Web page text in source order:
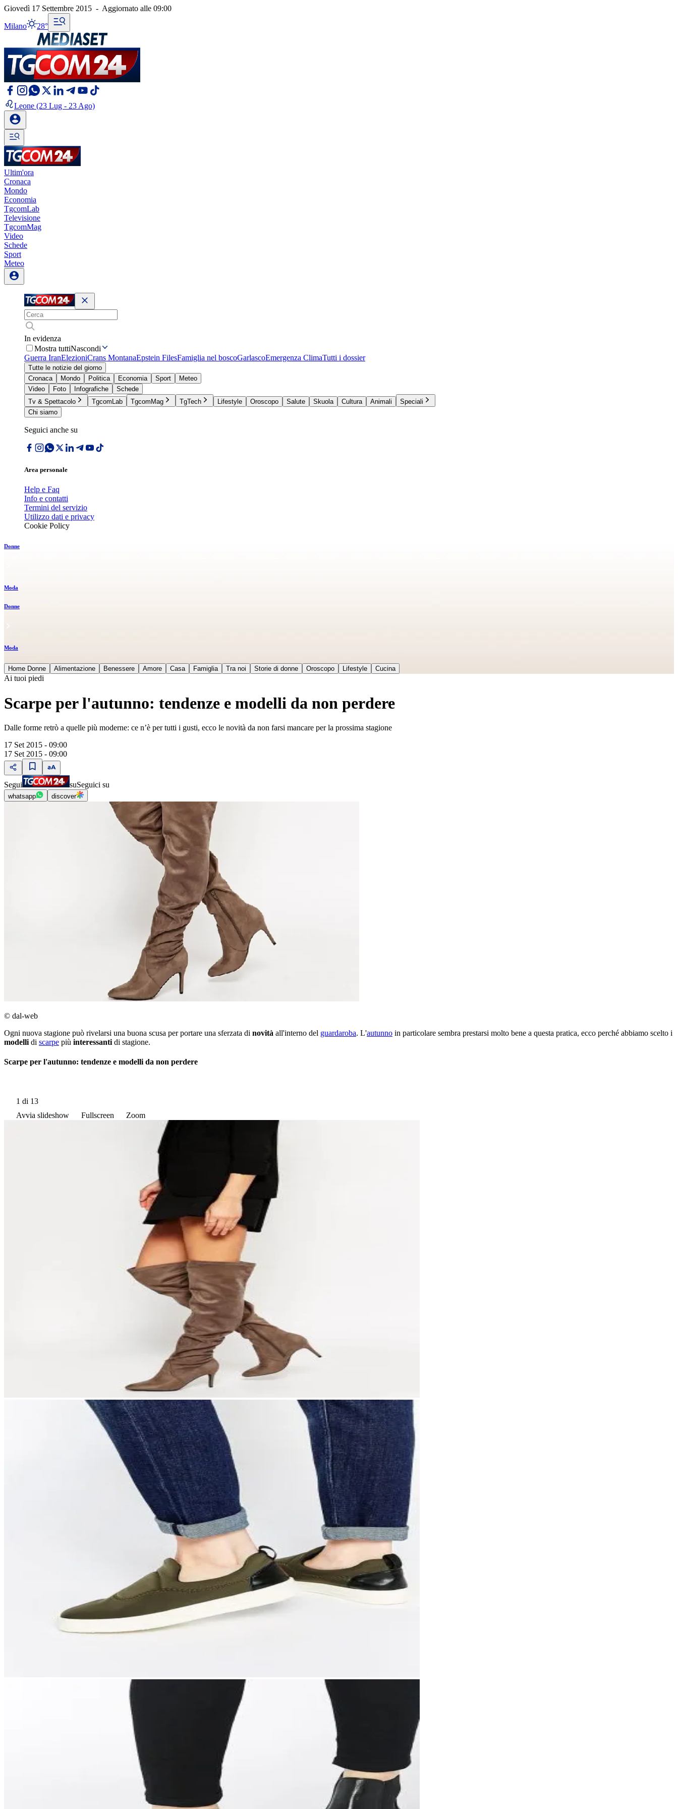
Giovedì 17 Settembre 2015 - Aggiornato alle 09:00
Milano 28°
Leone (23 Lug - 23 Ago)
Ultim'ora
Cronaca
Mondo
Economia
TgcomLab
Televisione
TgcomMag
Video
Schede
Sport
Meteo
In evidenza
Mostra tuttiNascondi
Guerra IranElezioniCrans MontanaEpstein FilesFamiglia nel boscoGarlascoEmergenza ClimaTutti i dossier
Tutte le notizie del giorno
Cronaca
Mondo Politica Economia Sport
Meteo
Video
Foto Infografiche
Schede
Tv & Spettacolo
TgcomLab TgcomMag TgTech Lifestyle Oroscopo Salute Skuola Cultura Animali
Speciali
Chi siamo
Seguici anche su
Area personale
Help e Faq
Info e contatti
Termini del servizio
Utilizzo dati e privacy
Cookie Policy
Donne
Moda
Donne
Moda
Home Donne Alimentazione Benessere Amore Casa Famiglia Tra noi Storie di donne Oroscopo Lifestyle Cucina
Ai tuoi piedi
Scarpe per l'autunno: tendenze e modelli da non perdere
Dalle forme retrò a quelle più moderne: ce n’è per tutti i gusti, ecco le novità da non farsi mancare per la prossima stagione
17 Set 2015 - 09:00
17 Set 2015 - 09:00
Segui suSeguici su
whatsapp discover
© dal-web
Ogni nuova stagione può rivelarsi una buona scusa per portare una sferzata di novità all'interno del guardaroba. L'autunno in particolare sembra prestarsi molto bene a questa pratica, ecco perché abbiamo scelto i
modelli di scarpe più interessanti di stagione.
Scarpe per l'autunno: tendenze e modelli da non perdere
1 di 13
Avvia slideshow
Fullscreen Zoom